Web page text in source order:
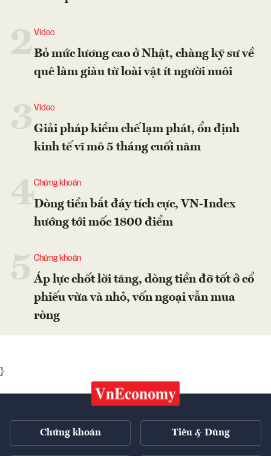
2Video
Bỏ mức lương cao ở Nhật, chàng kỹ sư về
quê làm giàu từ loài vật ít người nuôi
Video
Giải pháp kiềm chế lạm phát, ổn định
kinh tế vĩ mô 5 tháng cuối năm
4Chứng khoán
Dòng tiền bắt đáy tích cực, VN-Index
hướng tới mốc 1800 điểm
Chứng khoán
Áp lực chốt lời tăng, dòng tiền đỡ tốt ở cổ
phiếu vừa và nhỏ, vốn ngoại vẫn mua
ròng
}
Chứng khoán Tiêu & Dùng